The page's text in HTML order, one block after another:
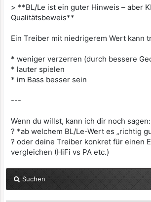
> **BL/Le ist ein guter Hinweis – aber
Qualitätsbeweis**
Ein Treiber mit niedrigerem Wert kann
* weniger verzerren (durch bessere
* lauter spielen
* im Bass besser sein
---
Wenn du willst, kann ich dir noch sagen:
? *ab welchem BL/Le-Wert es „richtig
? oder deine Treiber konkret für einen
vergleichen (HiFi vs PA etc.)
Suchen